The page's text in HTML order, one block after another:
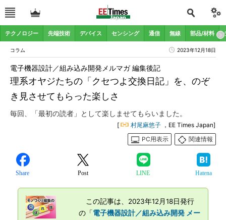
テクノロジー 先端技術 デバイス センシング 通信 無線 部品/材料
コラム 2023年12月18日
理系オヤジたちの「クセつよ交換日記」を、のぞ
き見させてもらった楽しさ
電子機器設計／組み込み開発メルマガ 編集後記
毎回、「最初の読者」として楽しませてもらいました。
[ 村尾麻悠子 ，EE Times Japan]
PC用表示
関連情報
Share Post LINE Hatena
この記事は、2023年12月18日発行
の「電子機器設計／組み込み開発 メー